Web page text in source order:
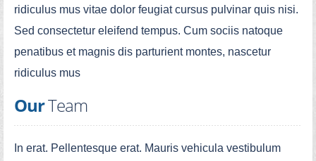
ridiculus mus vitae dolor feugiat cursus pulvinar quis nisi.
Sed consectetur eleifend tempus. Cum sociis natoque
penatibus et magnis dis parturient montes, nascetur
ridiculus mus
OurTeam
In erat. Pellentesque erat. Mauris vehicula vestibulum